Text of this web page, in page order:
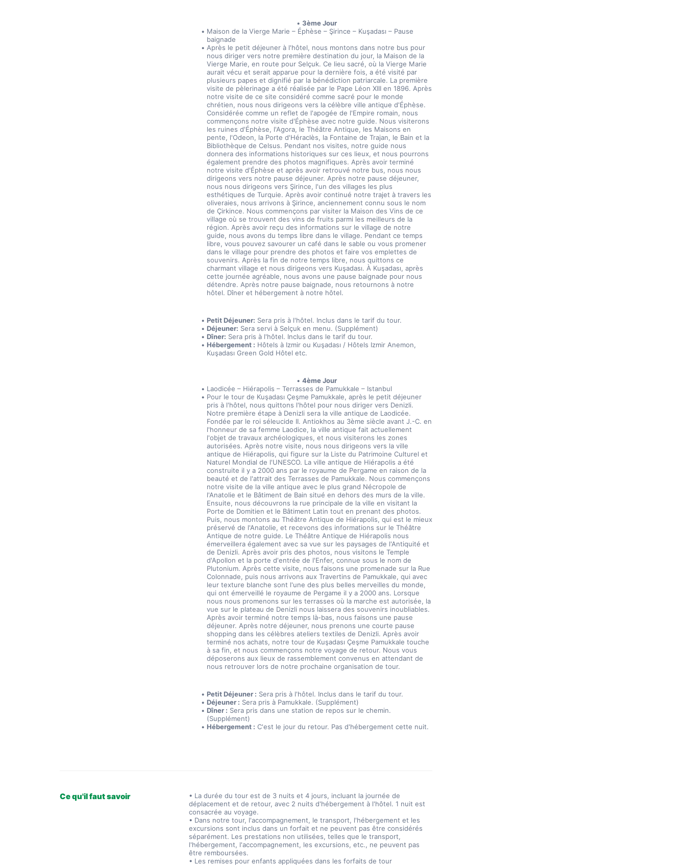
3ème Jour
Maison de la Vierge Marie – Éphèse – Şirince – Kuşadası – Pause
baignade
Après le petit déjeuner à l'hôtel, nous montons dans notre bus pour
nous diriger vers notre première destination du jour, la Maison de la
Vierge Marie, en route pour Selçuk. Ce lieu sacré, où la Vierge Marie
aurait vécu et serait apparue pour la dernière fois, a été visité par
plusieurs papes et dignifié par la bénédiction patriarcale. La première
visite de pèlerinage a été réalisée par le Pape Léon XIII en 1896. Après
notre visite de ce site considéré comme sacré pour le monde
chrétien, nous nous dirigeons vers la célèbre ville antique d'Éphèse.
Considérée comme un reflet de l'apogée de l'Empire romain, nous
commençons notre visite d'Éphèse avec notre guide. Nous visiterons
les ruines d'Éphèse, l'Agora, le Théâtre Antique, les Maisons en
pente, l'Odeon, la Porte d'Héraclès, la Fontaine de Trajan, le Bain et la
Bibliothèque de Celsus. Pendant nos visites, notre guide nous
donnera des informations historiques sur ces lieux, et nous pourrons
également prendre des photos magnifiques. Après avoir terminé
notre visite d'Éphèse et après avoir retrouvé notre bus, nous nous
dirigeons vers notre pause déjeuner. Après notre pause déjeuner,
nous nous dirigeons vers Şirince, l'un des villages les plus
esthétiques de Turquie. Après avoir continué notre trajet à travers les
oliveraies, nous arrivons à Şirince, anciennement connu sous le nom
de Çirkince. Nous commençons par visiter la Maison des Vins de ce
village où se trouvent des vins de fruits parmi les meilleurs de la
région. Après avoir reçu des informations sur le village de notre
guide, nous avons du temps libre dans le village. Pendant ce temps
libre, vous pouvez savourer un café dans le sable ou vous promener
dans le village pour prendre des photos et faire vos emplettes de
souvenirs. Après la fin de notre temps libre, nous quittons ce
charmant village et nous dirigeons vers Kuşadası. À Kuşadası, après
cette journée agréable, nous avons une pause baignade pour nous
détendre. Après notre pause baignade, nous retournons à notre
hôtel. Dîner et hébergement à notre hôtel.
Petit Déjeuner: Sera pris à l'hôtel. Inclus dans le tarif du tour.
Déjeuner: Sera servi à Selçuk en menu. (Supplément)
Dîner: Sera pris à l'hôtel. Inclus dans le tarif du tour.
Hébergement : Hôtels à Izmir ou Kuşadası / Hôtels Izmir Anemon,
Kuşadası Green Gold Hôtel etc.
4ème Jour
Laodicée – Hiérapolis – Terrasses de Pamukkale – Istanbul
Pour le tour de Kuşadası Çeşme Pamukkale, après le petit déjeuner
pris à l'hôtel, nous quittons l'hôtel pour nous diriger vers Denizli.
Notre première étape à Denizli sera la ville antique de Laodicée.
Fondée par le roi séleucide II. Antiokhos au 3ème siècle avant J.-C. en
l'honneur de sa femme Laodice, la ville antique fait actuellement
l'objet de travaux archéologiques, et nous visiterons les zones
autorisées. Après notre visite, nous nous dirigeons vers la ville
antique de Hiérapolis, qui figure sur la Liste du Patrimoine Culturel et
Naturel Mondial de l'UNESCO. La ville antique de Hiérapolis a été
construite il y a 2000 ans par le royaume de Pergame en raison de la
beauté et de l'attrait des Terrasses de Pamukkale. Nous commençons
notre visite de la ville antique avec le plus grand Nécropole de
l'Anatolie et le Bâtiment de Bain situé en dehors des murs de la ville.
Ensuite, nous découvrons la rue principale de la ville en visitant la
Porte de Domitien et le Bâtiment Latin tout en prenant des photos.
Puis, nous montons au Théâtre Antique de Hiérapolis, qui est le mieux
préservé de l'Anatolie, et recevons des informations sur le Théâtre
Antique de notre guide. Le Théâtre Antique de Hiérapolis nous
émerveillera également avec sa vue sur les paysages de l'Antiquité et
de Denizli. Après avoir pris des photos, nous visitons le Temple
d'Apollon et la porte d'entrée de l'Enfer, connue sous le nom de
Plutonium. Après cette visite, nous faisons une promenade sur la Rue
Colonnade, puis nous arrivons aux Travertins de Pamukkale, qui avec
leur texture blanche sont l'une des plus belles merveilles du monde,
qui ont émerveillé le royaume de Pergame il y a 2000 ans. Lorsque
nous nous promenons sur les terrasses où la marche est autorisée, la
vue sur le plateau de Denizli nous laissera des souvenirs inoubliables.
Après avoir terminé notre temps là-bas, nous faisons une pause
déjeuner. Après notre déjeuner, nous prenons une courte pause
shopping dans les célèbres ateliers textiles de Denizli. Après avoir
terminé nos achats, notre tour de Kuşadası Çeşme Pamukkale touche
à sa fin, et nous commençons notre voyage de retour. Nous vous
déposerons aux lieux de rassemblement convenus en attendant de
nous retrouver lors de notre prochaine organisation de tour.
Petit Déjeuner : Sera pris à l'hôtel. Inclus dans le tarif du tour.
Déjeuner : Sera pris à Pamukkale. (Supplément)
Dîner : Sera pris dans une station de repos sur le chemin.
(Supplément)
Hébergement : C'est le jour du retour. Pas d'hébergement cette nuit.
Ce qu'il faut savoir
• La durée du tour est de 3 nuits et 4 jours, incluant la journée de
déplacement et de retour, avec 2 nuits d'hébergement à l'hôtel. 1 nuit est
consacrée au voyage.
• Dans notre tour, l'accompagnement, le transport, l'hébergement et les
excursions sont inclus dans un forfait et ne peuvent pas être considérés
séparément. Les prestations non utilisées, telles que le transport,
l'hébergement, l'accompagnement, les excursions, etc., ne peuvent pas
être remboursées.
• Les remises pour enfants appliquées dans les forfaits de tour